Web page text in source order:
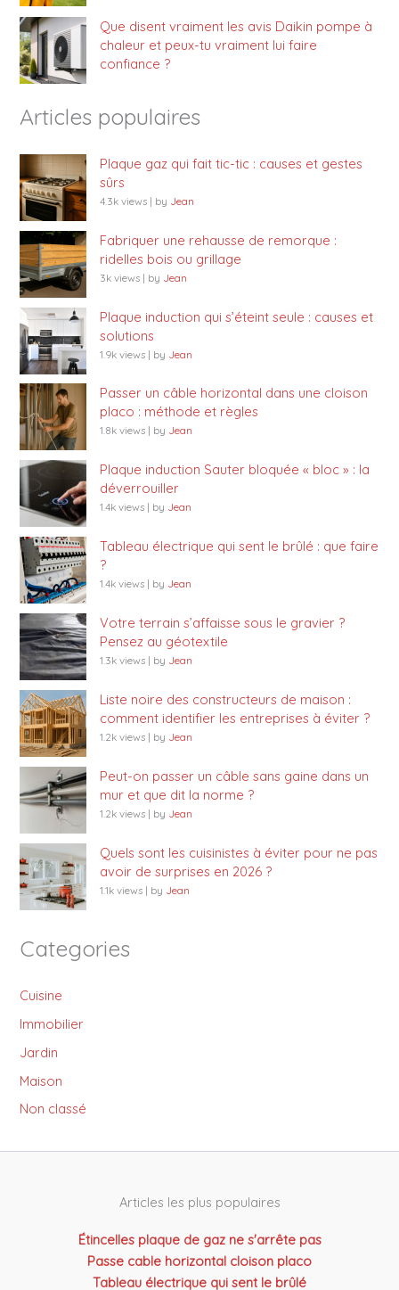
Que disent vraiment les avis Daikin pompe à
chaleur et peux-tu vraiment lui faire
confiance ?
Articles populaires
Plaque gaz qui fait tic-tic : causes et gestes
sûrs
4.3k views | by Jean
Fabriquer une rehausse de remorque :
ridelles bois ou grillage
3k views | by Jean
Plaque induction qui s’éteint seule : causes et
solutions
1.9k views | by Jean
Passer un câble horizontal dans une cloison
placo : méthode et règles
1.8k views | by Jean
Plaque induction Sauter bloquée « bloc » : la
déverrouiller
1.4k views | by Jean
Tableau électrique qui sent le brûlé : que faire
?
1.4k views | by Jean
Votre terrain s’affaisse sous le gravier ?
Pensez au géotextile
1.3k views | by Jean
Liste noire des constructeurs de maison :
comment identifier les entreprises à éviter ?
1.2k views | by Jean
Peut-on passer un câble sans gaine dans un
mur et que dit la norme ?
1.2k views | by Jean
Quels sont les cuisinistes à éviter pour ne pas
avoir de surprises en 2026 ?
1.1k views | by Jean
Categories
Cuisine
Immobilier
Jardin
Maison
Non classé
Articles les plus populaires
Étincelles plaque de gaz ne s'arrête pas
Passe cable horizontal cloison placo
Tableau électrique qui sent le brûlé